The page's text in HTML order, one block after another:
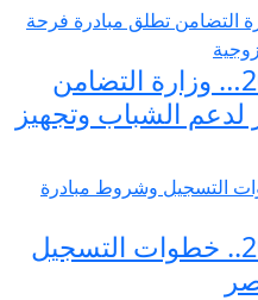
منصة تيسير الزواج 2026… وزارة التضامن
الشباب وتجهيز
منصة تيسير الزواج 2026.. خطوات التسجيل